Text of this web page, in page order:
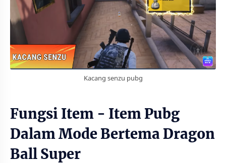
Kacang senzu pubg
Fungsi Item - Item Pubg
Dalam Mode Bertema Dragon
Ball Super